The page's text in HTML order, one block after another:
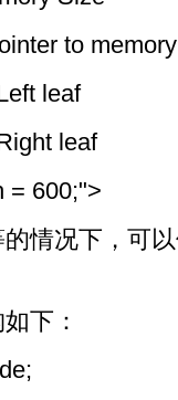
to memory
leaf
leaf
= 600;">
情况下，可
下：